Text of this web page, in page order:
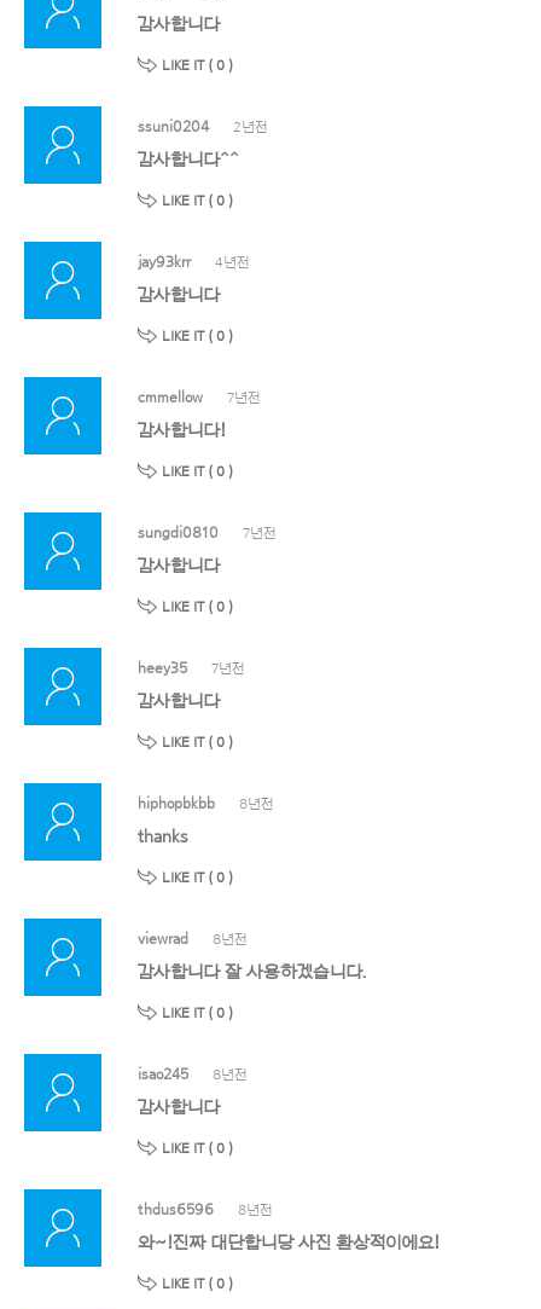
감사합니다
LIKE IT ( 0 )
ssuni0204 2년전
감사합니다^^
LIKE IT ( 0 )
jay93krr 4년전
감사합니다
LIKE IT ( 0 )
cmmellow 7년전
감사합니다!
LIKE IT ( 0 )
sungdi0810 7년전
감사합니다
LIKE IT ( 0 )
heey35 7년전
감사합니다
LIKE IT ( 0 )
hiphopbkbb 8년전
thanks
LIKE IT ( 0 )
viewrad 8년전
감사합니다 잘 사용하겠습니다.
LIKE IT ( 0 )
isao245 8년전
감사합니다
LIKE IT ( 0 )
thdus6596 8년전
와~!진짜 대단합니당 사진 환상적이에요!
LIKE IT ( 0 )